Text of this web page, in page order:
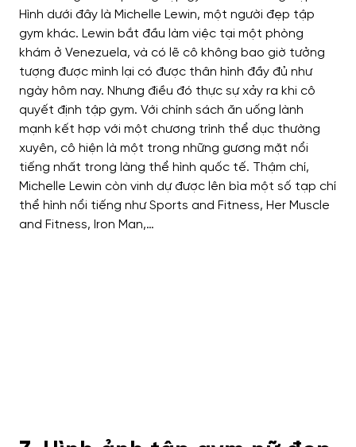
Hình dưới đây là Michelle Lewin, một người đẹp tập
gym khác. Lewin bắt đầu làm việc tại một phòng
khám ở Venezuela, và có lẽ cô không bao giờ tưởng
tượng được mình lại có được thân hình đầy đủ như
ngày hôm nay. Nhưng điều đó thực sự xảy ra khi cô
quyết định tập gym. Với chính sách ăn uống lành
mạnh kết hợp với một chương trình thể dục thường
xuyên, cô hiện là một trong những gương mặt nổi
tiếng nhất trong làng thể hình quốc tế. Thậm chí,
Michelle Lewin còn vinh dự được lên bìa một số tạp chí
thể hình nổi tiếng như Sports and Fitness, Her Muscle
and Fitness, Iron Man,…